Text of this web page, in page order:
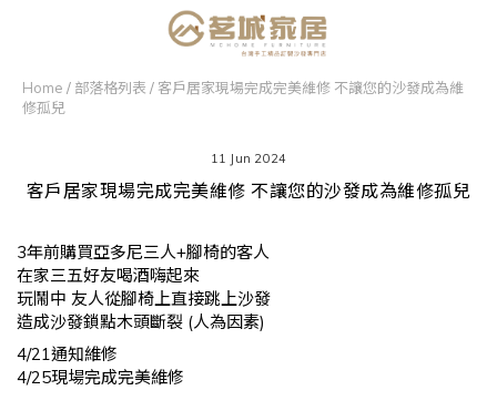
Home / 部落格列表 / 客戶居家現場完成完美維修 不讓您的沙發成為維
修孤兒
11 Jun 2024
客戶居家現場完成完美維修 不讓您的沙發成為維修孤兒
3年前購買亞多尼三人+腳椅的客人
在家三五好友喝酒嗨起來
玩鬧中 友人從腳椅上直接跳上沙發
造成沙發鎖點木頭斷裂 (人為因素)
4/21通知維修
4/25現場完成完美維修